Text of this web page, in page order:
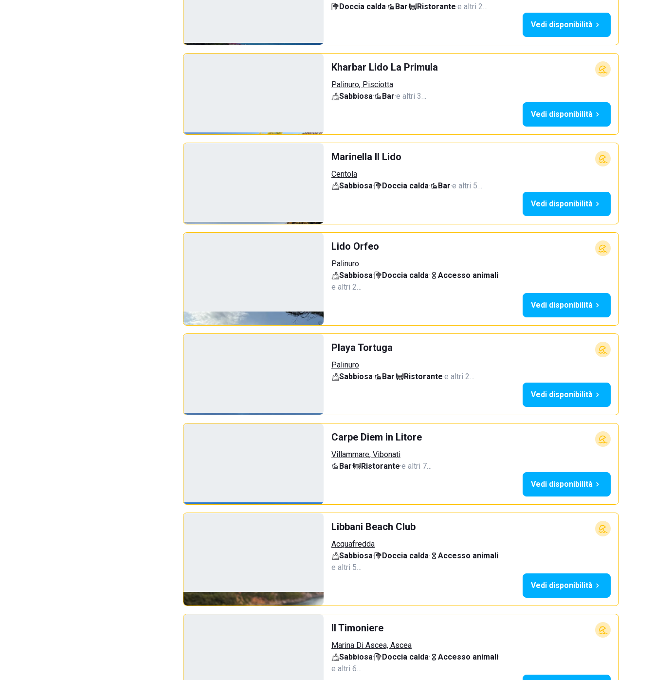
Doccia calda· Bar· Ristorante·e altri 2…
Vedi disponibilità
Kharbar Lido La Primula
Palinuro, Pisciotta
Sabbiosa· Bar·e altri 3…
Vedi disponibilità
Marinella Il Lido
Centola
Sabbiosa· Doccia calda· Bar·e altri 5…
Vedi disponibilità
Lido Orfeo
Palinuro
Sabbiosa· Doccia calda· Accesso animali·
e altri 2…
Vedi disponibilità
Playa Tortuga
Palinuro
Sabbiosa· Bar· Ristorante·e altri 2…
Vedi disponibilità
Carpe Diem in Litore
Villammare, Vibonati
Bar· Ristorante·e altri 7…
Vedi disponibilità
Libbani Beach Club
Acquafredda
Sabbiosa· Doccia calda· Accesso animali·
e altri 5…
Vedi disponibilità
Il Timoniere
Marina Di Ascea, Ascea
Sabbiosa· Doccia calda· Accesso animali·
e altri 6…